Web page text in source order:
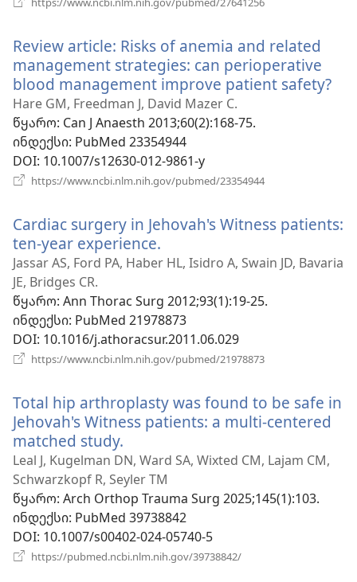
Review article: Risks of anemia and related
management strategies: can perioperative
blood management improve patient safety?
Hare GM, Freedman J, David Mazer C.
წყარო‎: Can J Anaesth 2013;60(2):168-75.
ინდექსი‎: PubMed 23354944
DOI‎: 10.1007/s12630-012-9861-y
https://www.ncbi.nlm.nih.gov/pubmed/23354944
Cardiac surgery in Jehovah's Witness patients:
ten-year experience.
ახალი
Jassar AS, Ford PA, Haber HL, Isidro A, Swain JD, Bavaria
JE, Bridges CR.
წყარო‎: Ann Thorac Surg 2012;93(1):19-25.
ინდექსი‎: PubMed 21978873
DOI‎: 10.1016/j.athoracsur.2011.06.029
https://www.ncbi.nlm.nih.gov/pubmed/21978873
Total hip arthroplasty was found to be safe in
Jehovah's Witness patients: a multi-centered
matched study.
ახალი
ფანჯარა)
Leal J, Kugelman DN, Ward SA, Wixted CM, Lajam CM,
Schwarzkopf R, Seyler TM
წყარო‎: Arch Orthop Trauma Surg 2025;145(1):103.
ინდექსი‎: PubMed 39738842
DOI‎: 10.1007/s00402-024-05740-5
https://pubmed.ncbi.nlm.nih.gov/39738842/